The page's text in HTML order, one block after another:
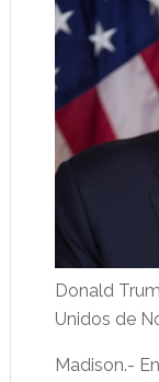
Donald
Unidos de
Madison.-